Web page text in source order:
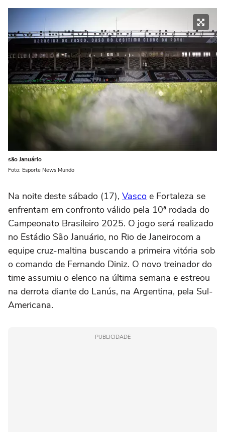
são Januário
Foto: Esporte News Mundo
Na noite deste sábado (17), Vasco e Fortaleza se
enfrentam em confronto válido pela 10ª rodada do
Campeonato Brasileiro 2025. O jogo será realizado
no Estádio São Januário, no Rio de Janeirocom a
equipe cruz-maltina buscando a primeira vitória sob
o comando de Fernando Diniz. O novo treinador do
time assumiu o elenco na última semana e estreou
na derrota diante do Lanús, na Argentina, pela Sul-
Americana.
PUBLICIDADE